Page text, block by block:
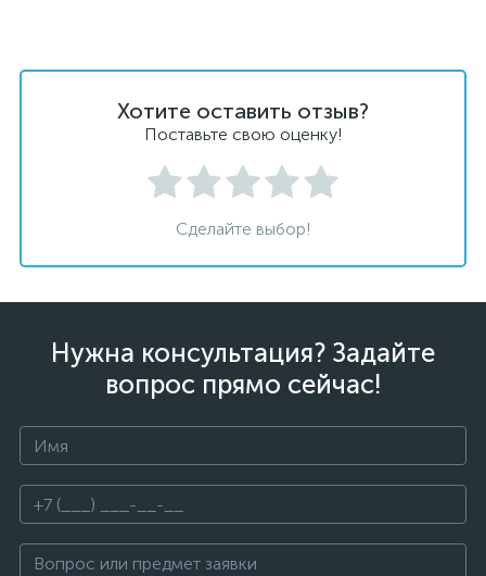
Хотите оставить отзыв?
Поставьте свою оценку!
Сделайте выбор!
Нужна консультация? Задайте
вопрос прямо сейчас!